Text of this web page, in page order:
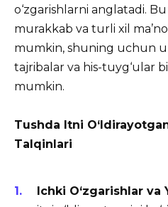
o‘zgarishlarni anglatadi.
murakkab va turli xil
mumkin, shuning uchun
tajribalar va his-tuyg‘ular
mumkin.
Tushda Itni
Talqinlari
Ichki O‘zgarishlar va